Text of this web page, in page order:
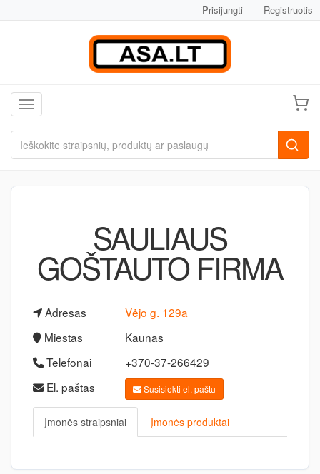
Prisijungti Registruotis
Toggle navigation
SAULIAUS
GOŠTAUTO FIRMA
Adresas
Vėjo g. 129a
Miestas
Kaunas
Telefonai
+370-37-266429
El. paštas
Susisiekti el. paštu
Įmonės straipsniai Įmonės produktai